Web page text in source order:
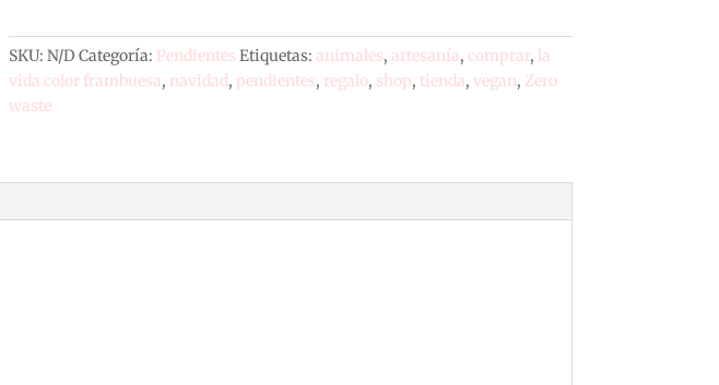
SKU: N/D Categoría: Pendientes Etiquetas: animales, artesanía, comprar, la
vida color frambuesa, navidad, pendientes, regalo, shop, tienda, vegan, Zero
waste